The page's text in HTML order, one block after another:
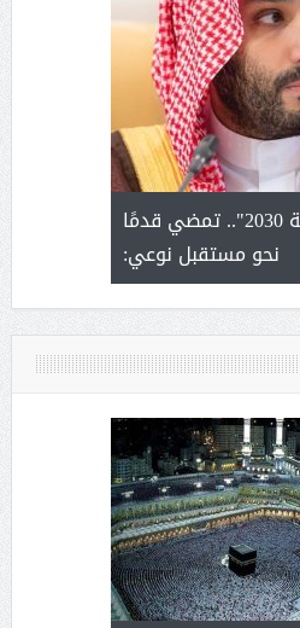
يحصل
رؤية المملكة 2030".. تمضي قدمًا
نحو مستقبل نوعي: